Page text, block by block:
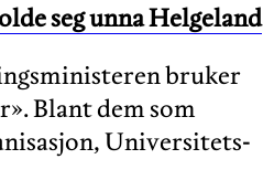
seg unna Helgeland
bruker
Blant dem som
Universitets-